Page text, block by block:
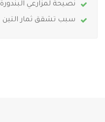
نصيحة لمزارعي البندورة
سبب تشقق ثمار التين